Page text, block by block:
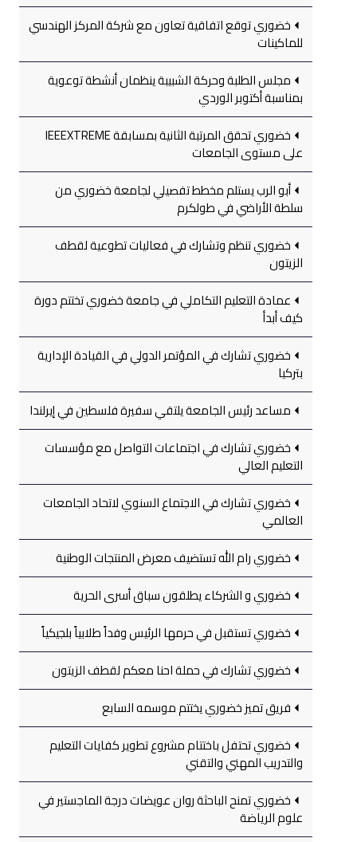
خضوري توقع اتفاقية تعاون مع شركة المركز الهندسي
للماكينات
مجلس الطلبة وحركة الشبيبة ينظمان أنشطة توعوية
بمناسبة أكتوبر الوردي
خضوري تحقق المرتبة الثانية بمسابقة IEEEXTREME
على مستوى الجامعات
أبو الرب يستلم مخطط تفصيلي لجامعة خضوري من
سلطة الأراضي في طولكرم
خضوري تنظم وتشارك في فعاليات تطوعية لقطف
الزيتون
عمادة التعليم التكاملي في جامعة خضوري تختتم دورة
كيف أبدأ
خضوري تشارك في المؤتمر الدولي في القيادة الإدارية
بتركيا
مساعد رئيس الجامعة يلتقي سفيرة فلسطين في إيرلندا
خضوري تشارك في اجتماعات التواصل مع مؤسسات
التعليم العالي
خضوري تشارك في الاجتماع السنوي لاتحاد الجامعات
العالمي
خضوري رام الله تستضيف معرض المنتجات الوطنية
خضوري و الشركاء يطلقون سباق أسرى الحرية
خضوري تستقبل في حرمها الرئيس وفداً طلابياً بلجيكياً
خضوري تشارك في حملة احنا معكم لقطف الزيتون
فريق تميز خضوري يختتم موسمه السابع
خضوري تحتفل باختتام مشروع تطوير كفايات التعليم
والتدريب المهني والتقني
خضوري تمنح الباحثة روان عويضات درجة الماجستير في
علوم الرياضة